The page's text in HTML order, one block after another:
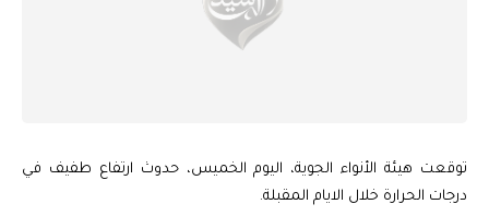
توقعت هيئة الأنواء الجوية، اليوم الخميس، حدوث ارتفاع طفيف في
درجات الحرارة خلال الايام المقبلة.